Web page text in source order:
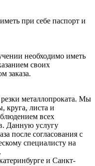
при себе паспорт и
необходимо иметь
своих
заказа.
металлопроката. Мы
круга, листа и
всех
Данную услугу
после согласования с
специалисту на
и Санкт-